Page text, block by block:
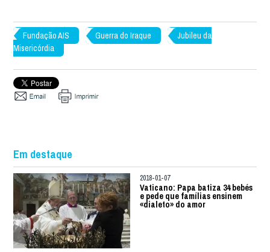
Fundação AIS Guerra do Iraque
Jubileu da
Misericórdia
Em destaque
2018-01-07
Vaticano: Papa batiza 34 bebés
e pede que famílias ensinem
«dialeto» do amor